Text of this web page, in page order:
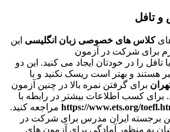
و تافل
کلاس های خصوصی زبان انگلیسی این
برای شرکت در آزمون
یا تافل را در خودتان ایجاد می کنید. این دو
هستند و بهتر است ریسک نکنید و با
برای گرفتن نمره بالا در چنین آزمون
برای کسب اطلاعات بیشتر در رابطه با
https://www.ets.org/ مراجعه کنید.
برجسته ایران مدرس برای شرکت در
به منظور آمادگی برای آزمون های